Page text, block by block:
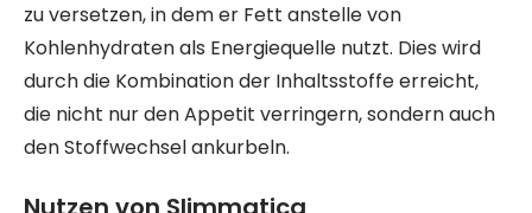
zu versetzen, in dem er Fett anstelle von
Kohlenhydraten als Energiequelle nutzt. Dies wird
durch die Kombination der Inhaltsstoffe erreicht,
die nicht nur den Appetit verringern, sondern auch
den Stoffwechsel ankurbeln.